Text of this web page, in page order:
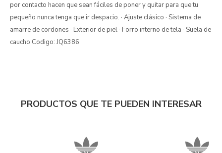
por contacto hacen que sean fáciles de poner y quitar para que tu
pequeño nunca tenga que ir despacio. · Ajuste clásico · Sistema de
amarre de cordones · Exterior de piel · Forro interno de tela · Suela de
caucho Codigo: JQ6386
PRODUCTOS QUE TE PUEDEN INTERESAR